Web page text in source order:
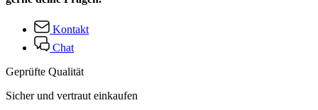
Kontakt
Chat
Geprüfte Qualität
Sicher und vertraut einkaufen